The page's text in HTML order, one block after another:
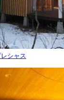
シャス